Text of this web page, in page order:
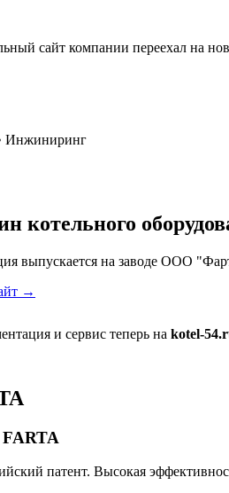
сайт компании переехал на
Инжиниринг
котельного
выпускается на заводе ООО
→
и сервис теперь на kotel-
патент. Высокая